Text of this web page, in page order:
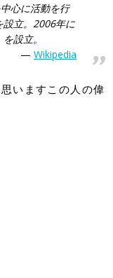
心に活動を行
設立。2006年に
設立。
Wikipedia
いますこの人の偉